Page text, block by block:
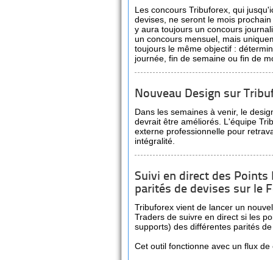
Les concours Tribuforex, qui
devises, ne seront le mois
y aura toujours un concours
un concours mensuel, mais
toujours le même objectif :
journée, fin de semaine ou fin de
Nouveau Design sur
Dans les semaines à venir, le
devrait être améliorés. L'équipe
externe professionnelle pour
intégralité.
Suivi en direct des Points
parités de devises sur le
Tribuforex vient de lancer un
Traders de suivre en direct si les
supports) des différentes parités
Cet outil fonctionne avec un flux